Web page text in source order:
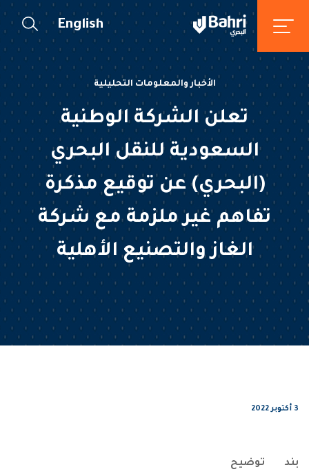
English
الأخبار والمعلومات التحليلية
تعلن الشركة الوطنية
السعودية للنقل البحري
(البحري) عن توقيع مذكرة
تفاهم غير ملزمة مع شركة
الغاز والتصنيع الأهلية
3 أكتوبر 2022
بند
توضيح